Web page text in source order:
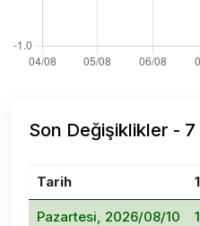
Son Değişiklikler - 7
Tarih
Pazartesi, 2026/08/10